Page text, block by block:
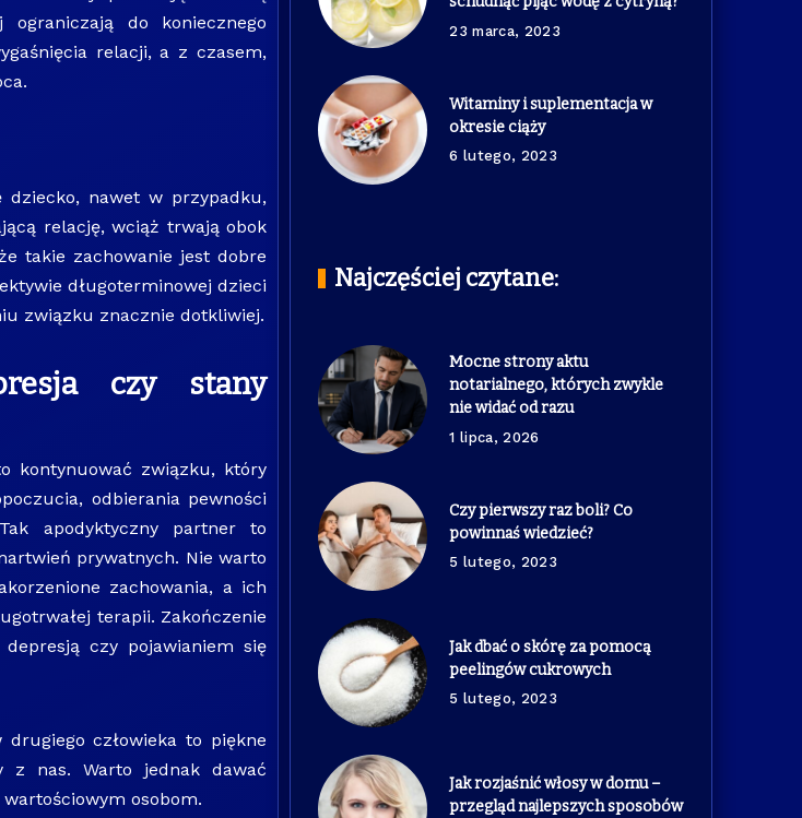
do koniecznego
relacji, a z czasem,
dziecko, nawet w przypadku,
relację, wciąż trwają obok
takie zachowanie jest dobre
długoterminowej dzieci
związku znacznie dotkliwiej.
czy stany
kontynuować związku, który
odbierania pewności
apodyktyczny partner to
prywatnych. Nie warto
zachowania, a ich
terapii. Zakończenie
czy pojawianiem się
człowieka to piękne
z nas. Warto jednak dawać
osobom.
23 marca, 2023
Witaminy i suplementacja w
okresie ciąży
6 lutego, 2023
Najczęściej czytane:
Mocne strony aktu
notarialnego, których zwykle
nie widać od razu
1 lipca, 2026
Czy pierwszy raz boli? Co
powinnaś wiedzieć?
5 lutego, 2023
Jak dbać o skórę za pomocą
peelingów cukrowych
5 lutego, 2023
Jak rozjaśnić włosy w domu –
przegląd najlepszych sposobów